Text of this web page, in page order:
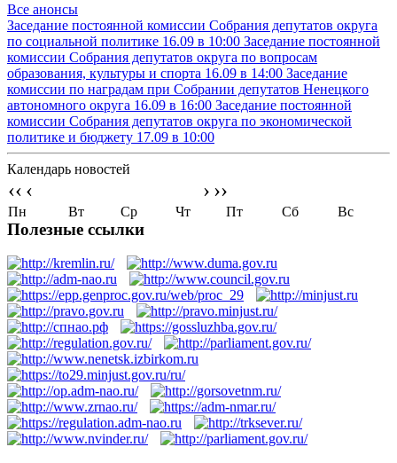
Все анонсы
Заседание постоянной комиссии Собрания депутатов округа
по социальной политике 16.09 в 10:00 Заседание постоянной
комиссии Собрания депутатов округа по вопросам
образования, культуры и спорта 16.09 в 14:00 Заседание
комиссии по наградам при Собрании депутатов Ненецкого
автономного округа 16.09 в 16:00 Заседание постоянной
комиссии Собрания депутатов округа по экономической
политике и бюджету 17.09 в 10:00
Календарь новостей
‹‹ ‹ › ››
Пн Вт Ср Чт Пт Сб Вс
Полезные ссылки